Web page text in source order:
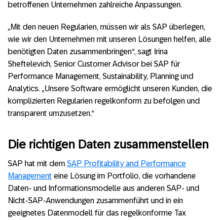
betroffenen Unternehmen zahlreiche Anpassungen.
„Mit den neuen Regularien, müssen wir als SAP überlegen,
wie wir den Unternehmen mit unseren Lösungen helfen, alle
benötigten Daten zusammenbringen“, sagt Irina
Sheftelevich, Senior Customer Advisor bei SAP für
Performance Management, Sustainability, Planning und
Analytics. „Unsere Software ermöglicht unseren Kunden, die
komplizierten Regularien regelkonform zu befolgen und
transparent umzusetzen.“
Die richtigen Daten zusammenstellen
SAP hat mit dem SAP Profitability and Performance
Management eine Lösung im Portfolio, die vorhandene
Daten- und Informationsmodelle aus anderen SAP- und
Nicht-SAP-Anwendungen zusammenführt und in ein
geeignetes Datenmodell für das regelkonforme Tax